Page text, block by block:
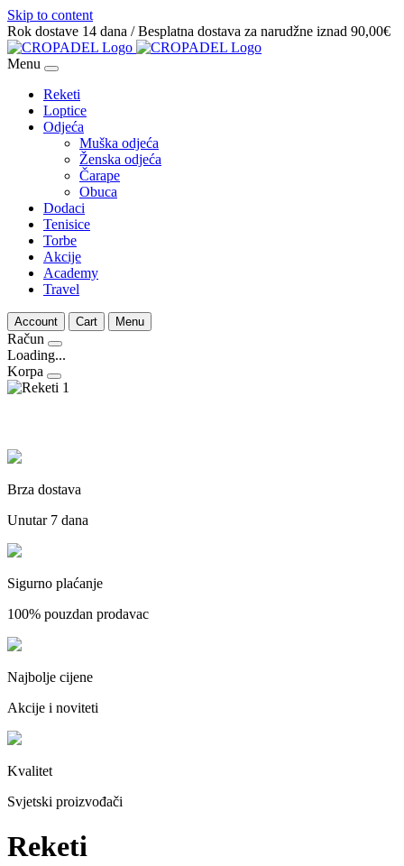
Skip to content
Rok dostave 14 dana / Besplatna dostava za narudžne iznad 90,00€
Menu
Reketi
Loptice
Odjeća
Muška odjeća
Ženska odjeća
Čarape
Obuca
Dodaci
Tenisice
Torbe
Akcije
Academy
Travel
Account Cart Menu
Račun
Loading...
Korpa
Brza dostava
Unutar 7 dana
Sigurno plaćanje
100% pouzdan prodavac
Najbolje cijene
Akcije i noviteti
Kvalitet
Svjetski proizvođači
Reketi